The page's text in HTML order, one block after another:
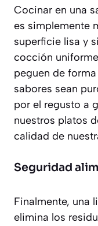
Cocinar en una
es simplemente
superficie lisa y
cocción uniforme
peguen de
sabores sean
por el regusto a
nuestros platos
calidad de
Seguridad
Finalmente, una
elimina los